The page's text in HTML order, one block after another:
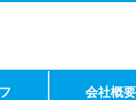
会社概要